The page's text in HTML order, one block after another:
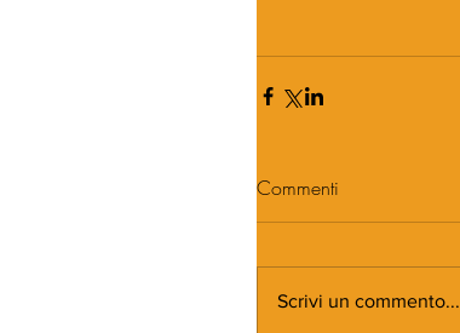
Commenti
Scrivi un commento...